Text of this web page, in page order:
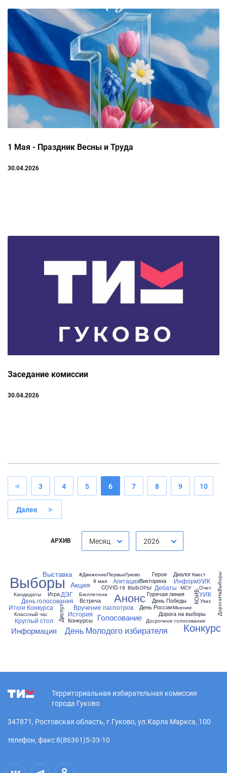
1 Мая - Праздник Весны и Труда
30.04.2026
Заседание комиссии
30.04.2026
3 4 5 6 7 8 9 10
Далее
АРХИВ Месяц 2026
#ДвижениеПервыхГуково
9 мая
COVID-19
Агитация
Акция
Анонс
Бюллетени
ВЫБОРЫ
Викторина
Вручение паспотров
Встреча
Выборы
Выставка Герои
Голосование
Горячая линия
ДЭГ
Дебаты
День Молодого избирателя
День Победы
День России
День голосования
Диалог
Диспут Дорога на выборы ДорогаНаВыборы
Досрочное голосование
Игра
ИнформУИК
Информация
История
Итоги Конкурса
КОИБ
Кандидаты
Квест
Классный час
Конкурс
Конкурсы
Круглый стол
МСУ
Мнение
Очет
УИК
Указ
Территориальная избирательная комиссия
города Гуково
347871, Ростовская область, г.Гуково, ул.Карла Маркса, 100
телефон, факс 8(86361)5-33-10